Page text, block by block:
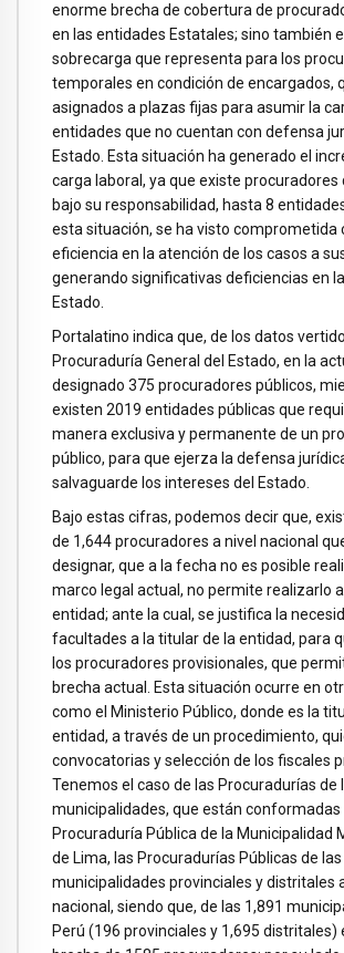
enorme brecha de cobertura de
en las entidades Estatales; sino también
sobrecarga que representa para los
temporales en condición de encargados,
asignados a plazas fijas para asumir la
entidades que no cuentan con defensa
Estado. Esta situación ha generado el
carga laboral, ya que existe procuradores
bajo su responsabilidad, hasta 8
esta situación, se ha visto comprometida
eficiencia en la atención de los casos a
generando significativas deficiencias en
Estado.
Portalatino indica que, de los datos
Procuraduría General del Estado, en la
designado 375 procuradores públicos,
existen 2019 entidades públicas que
manera exclusiva y permanente de un
público, para que ejerza la defensa
salvaguarde los intereses del Estado.
Bajo estas cifras, podemos decir que,
de 1,644 procuradores a nivel nacional
designar, que a la fecha no es posible
marco legal actual, no permite realizarlo
entidad; ante la cual, se justifica la
facultades a la titular de la entidad, para
los procuradores provisionales, que
brecha actual. Esta situación ocurre en
como el Ministerio Público, donde es la
entidad, a través de un procedimiento,
convocatorias y selección de los fiscales
Tenemos el caso de las Procuradurías de
municipalidades, que están conformadas
Procuraduría Pública de la Municipalidad
de Lima, las Procuradurías Públicas de las
municipalidades provinciales y distritales
nacional, siendo que, de las 1,891
Perú (196 provinciales y 1,695 distritales)